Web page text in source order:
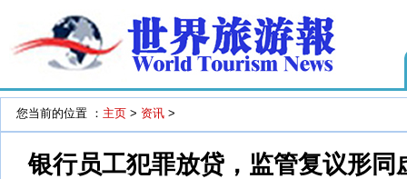
您当前的位置 ： 主页 > 资讯 >
银行员工犯罪放贷，监管复议形同